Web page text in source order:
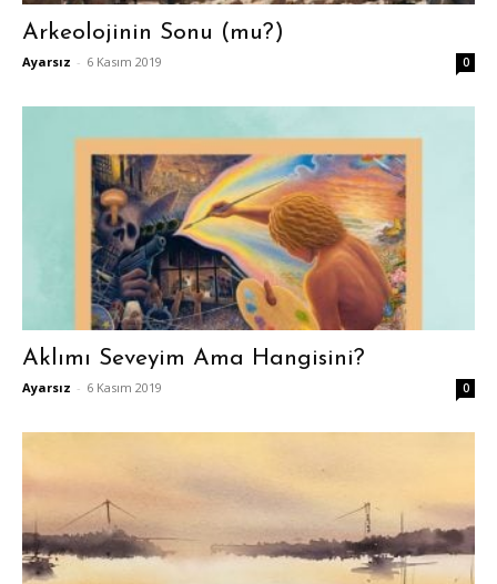
Arkeolojinin Sonu (mu?)
Ayarsız - 6 Kasım 2019 0
Aklımı Seveyim Ama Hangisini?
Ayarsız - 6 Kasım 2019 0